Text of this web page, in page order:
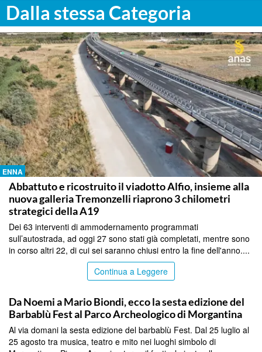
Dalla stessa Categoria
ENNA
Abbattuto e ricostruito il viadotto Alfio, insieme alla
nuova galleria Tremonzelli riaprono 3 chilometri
strategici della A19
Dei 63 interventi di ammodernamento programmati
sull’autostrada, ad oggi 27 sono stati già completati, mentre sono
in corso altri 22, di cui sei saranno chiusi entro la fine dell'anno....
Continua a Leggere
Da Noemi a Mario Biondi, ecco la sesta edizione del
Barbablù Fest al Parco Archeologico di Morgantina
Al via domani la sesta edizione del barbablù Fest. Dal 25 luglio al
25 agosto tra musica, teatro e mito nei luoghi simbolo di